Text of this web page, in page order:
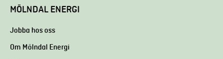
MÖLNDAL ENERGI
Jobba hos oss
Om Mölndal Energi